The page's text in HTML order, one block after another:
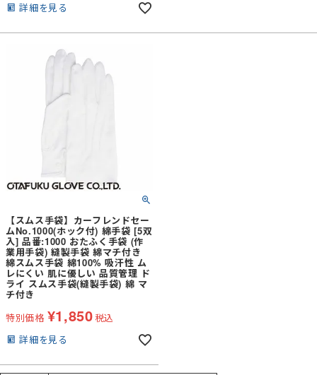
詳細を見る
【スムス手袋】カーフレンドセー
ムNo.1000(ホック付) 綿手袋 [5双
入] 品番:1000 おたふく手袋 (作
業用手袋) 縫製手袋 綿マチ付き
綿スムス手袋 綿100% 吸汗性 ム
レにくい 肌に優しい 品質管理 ド
ライ スムス手袋(縫製手袋) 綿 マ
チ付き
特別価格 ¥1,850税込
詳細を見る